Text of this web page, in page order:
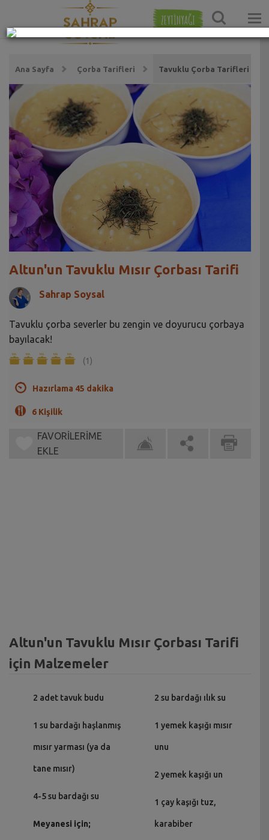
ZEYTİNYAĞI
Ana Sayfa Çorba Tarifleri Tavuklu Çorba Tarifleri
Altun'un Tavuklu Mısır Çorbası Tarifi
Sahrap Soysal
Tavuklu çorba severler bu zengin ve doyurucu çorbaya
bayılacak!
(1)
Hazırlama 45 dakika
6 Kişilik
FAVORİLERİME
EKLE
Altun'un Tavuklu Mısır Çorbası Tarifi
için Malzemeler
2 adet tavuk budu
1 su bardağı haşlanmış
mısır yarması (ya da
tane mısır)
4-5 su bardağı su
Meyanesi için;
2 su bardağı ılık su
1 yemek kaşığı mısır
unu
2 yemek kaşığı un
1 çay kaşığı tuz,
karabiber